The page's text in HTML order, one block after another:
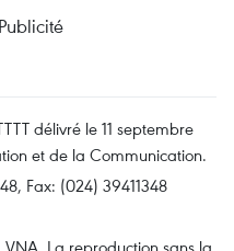
Publicité
délivré le 11 septembre
et de la Communication.
Fax: (024) 39411348
La reproduction sans la